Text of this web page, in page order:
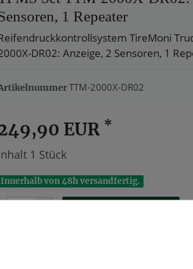
1 Repeater
TireMoni
DR02: Anzeige, 2 Sensoren, 1
TTM-2000X-DR02
EUR *
1 Stück
Innerhalb von 48h versandfertig.